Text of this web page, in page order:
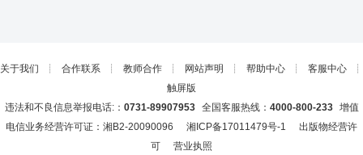
关于我们 ┊ 合作联系 ┊ 教师合作 ┊ 网站声明 ┊ 帮助中心 ┊ 客服中心 ┊
触屏版
违法和不良信息举报电话:： 0731-89907953全国客服热线： 4000-800-233增值
电信业务经营许可证：湘B2-20090096 湘ICP备17011479号-1
出版物经营许
可
营业执照